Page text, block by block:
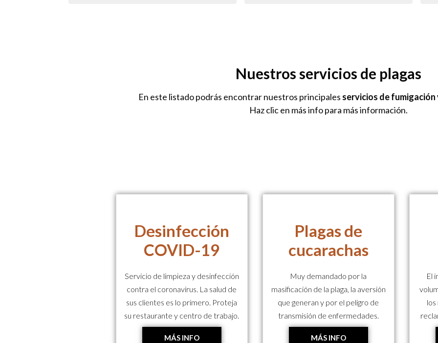
Nuestros servicios de plagas
En este listado podrás encontrar nuestros principales servicios de fumigación
Haz clic en más info para más información.
Desinfección
COVID-19
Servicio de limpieza y desinfección
contra el coronavirus. La salud de
sus clientes es lo primero. Proteja
su restaurante y centro de trabajo.
MÁS INFO
Plagas de
cucarachas
Muy demandado por la
masificación de la plaga, la aversión
que generan y por el peligro de
transmisión de enfermedades.
MÁS INFO
El